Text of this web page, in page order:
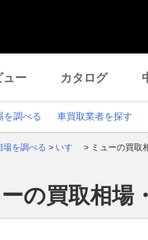
ュー カタログ
を調べる 車買取業者を探す
場を調べる > いすゞ > ミューの買取
の買取相場